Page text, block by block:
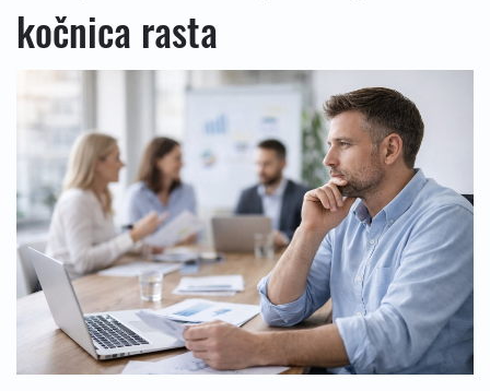
kočnica rasta